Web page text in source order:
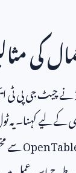
کی
نے چیٹ جی پی
کے لیے کہنا۔ یہ
سے